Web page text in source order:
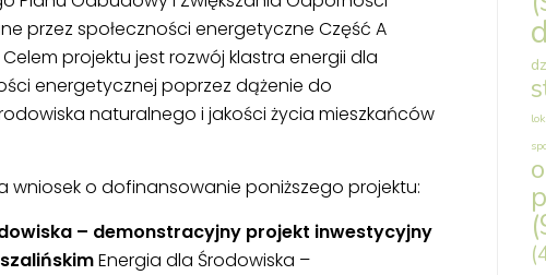
przez społeczności energetyczne Część A
projektu jest rozwój klastra energii dla
energetycznej poprzez dążenie do
naturalnego i jakości życia mieszkańców
wniosek o dofinansowanie poniższego projektu:
– demonstracyjny projekt inwestycyjny
Energia dla Środowiska –